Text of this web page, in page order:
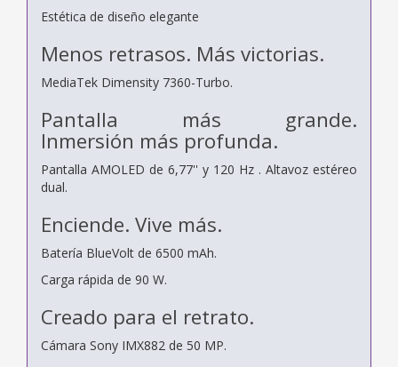
Estética de diseño elegante
Menos retrasos. Más victorias.
MediaTek Dimensity 7360-Turbo.
Pantalla más grande.
Inmersión más profunda.
Pantalla AMOLED de 6,77'' y 120 Hz . Altavoz estéreo
dual.
Enciende. Vive más.
Batería BlueVolt de 6500 mAh.
Carga rápida de 90 W.
Creado para el retrato.
Cámara Sony IMX882 de 50 MP.